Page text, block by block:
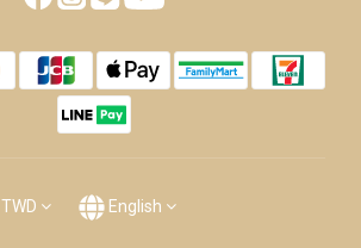
TWD English